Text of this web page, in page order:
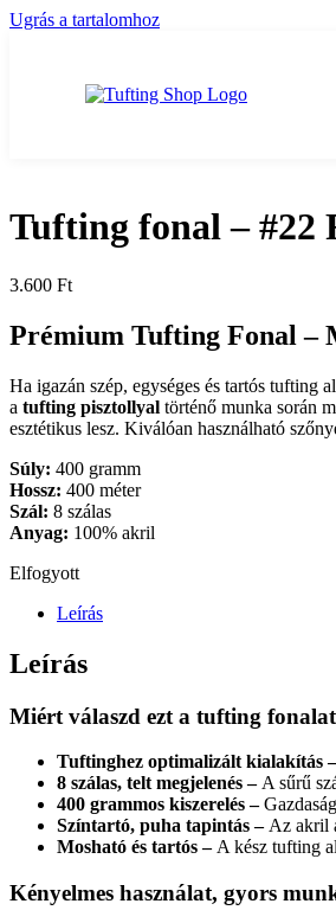
Ugrás a tartalomhoz
Tufting fonal – #22
3.600 Ft
Prémium Tufting Fonal –
Ha igazán szép, egységes és tartós tufting
a tufting pisztollyal történő munka során
esztétikus lesz. Kiválóan használható
Súly: 400 gramm
Hossz: 400 méter
Szál: 8 szálas
Anyag: 100% akril
Elfogyott
Leírás
Leírás
Miért válaszd ezt a tufting
Tuftinghez optimalizált kialakítás
8 szálas, telt megjelenés – A sűrű
400 grammos kiszerelés –
Színtartó, puha tapintás – Az akril
Mosható és tartós – A kész tufting
Kényelmes használat, gyors